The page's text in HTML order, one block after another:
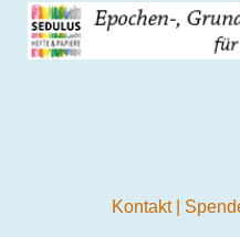
Kontakt